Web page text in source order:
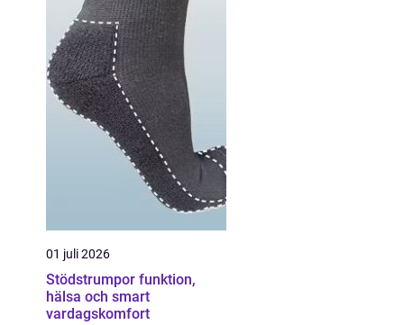
01 juli 2026
Stödstrumpor funktion,
hälsa och smart
vardagskomfort